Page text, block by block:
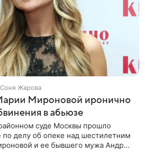
Соня Жарова
Мироновой иронично
в абьюзе
суде Москвы прошло
по делу об опеке над шестилетним
и ее бывшего мужа Андрея